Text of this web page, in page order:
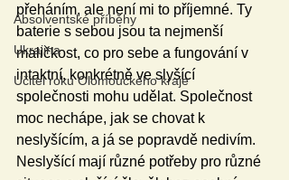
Absolventské příběhy
Ukrajina
Učitel roku Olomouckého kraje
přeháním, ale není mi to příjemné. Ty
baterie s sebou jsou ta nejmenší
maličkost, co pro sebe a fungování v
intaktní, konkrétně ve slyšící
společnosti mohu udělat. Společnost
moc nechápe, jak se chovat k
neslyšícím, a já se popravdě nedivím.
Neslyšící mají různé potřeby pro různé